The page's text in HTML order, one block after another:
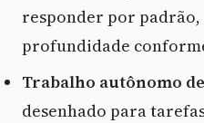
responder por
profundidade
Trabalho autônomo
desenhado para